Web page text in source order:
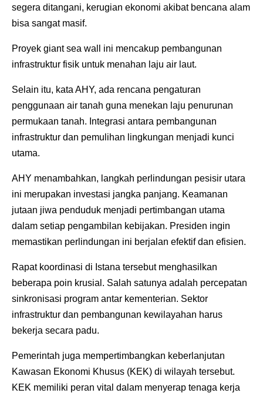
segera ditangani, kerugian ekonomi akibat bencana alam
bisa sangat masif.
Proyek giant sea wall ini mencakup pembangunan
infrastruktur fisik untuk menahan laju air laut.
Selain itu, kata AHY, ada rencana pengaturan
penggunaan air tanah guna menekan laju penurunan
permukaan tanah. Integrasi antara pembangunan
infrastruktur dan pemulihan lingkungan menjadi kunci
utama.
AHY menambahkan, langkah perlindungan pesisir utara
ini merupakan investasi jangka panjang. Keamanan
jutaan jiwa penduduk menjadi pertimbangan utama
dalam setiap pengambilan kebijakan. Presiden ingin
memastikan perlindungan ini berjalan efektif dan efisien.
Rapat koordinasi di Istana tersebut menghasilkan
beberapa poin krusial. Salah satunya adalah percepatan
sinkronisasi program antar kementerian. Sektor
infrastruktur dan pembangunan kewilayahan harus
bekerja secara padu.
Pemerintah juga mempertimbangkan keberlanjutan
Kawasan Ekonomi Khusus (KEK) di wilayah tersebut.
KEK memiliki peran vital dalam menyerap tenaga kerja